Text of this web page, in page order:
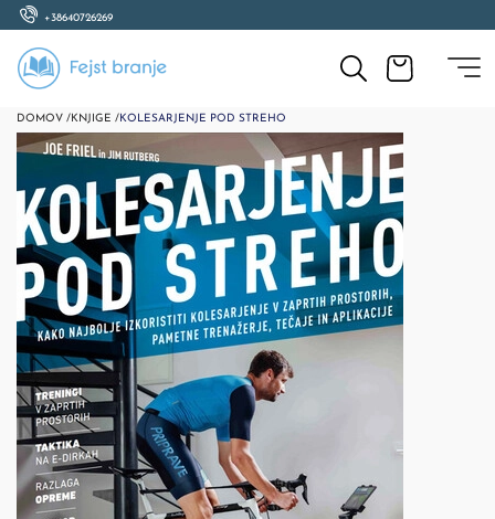
+38640726269
DOMOV /KNJIGE /KOLESARJENJE POD STREHO